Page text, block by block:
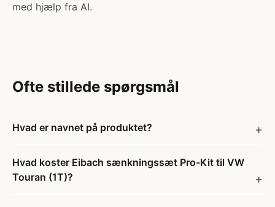
med hjælp fra AI.
Ofte stillede spørgsmål
Hvad er navnet på produktet?
Hvad koster Eibach sænkningssæt Pro-Kit til VW
Touran (1T)?